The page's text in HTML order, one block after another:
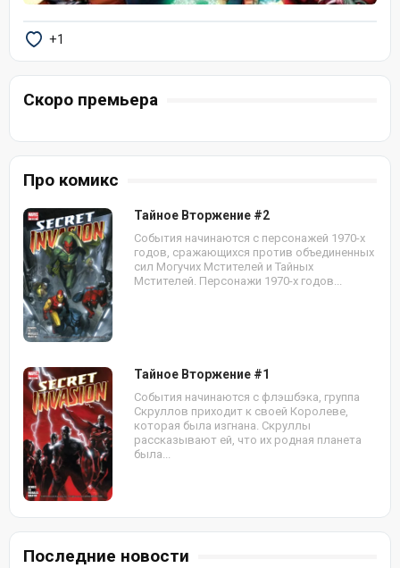
+1
Скоро премьера
Про комикс
Тайное Вторжение #2
События начинаются с персонажей 1970-х
годов, сражающихся против объединенных
сил Могучих Мстителей и Тайных
Мстителей. Персонажи 1970-х годов...
Тайное Вторжение #1
События начинаются с флэшбэка, группа
Скруллов приходит к своей Королеве,
которая была изгнана. Скруллы
рассказывают ей, что их родная планета
была...
Последние новости